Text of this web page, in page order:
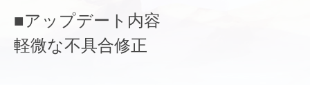
■アップデート内容
軽微な不具合修正